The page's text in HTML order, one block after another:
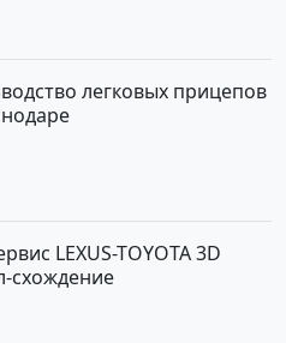
легковых прицепов
LEXUS-TOYOTA 3D
схождение